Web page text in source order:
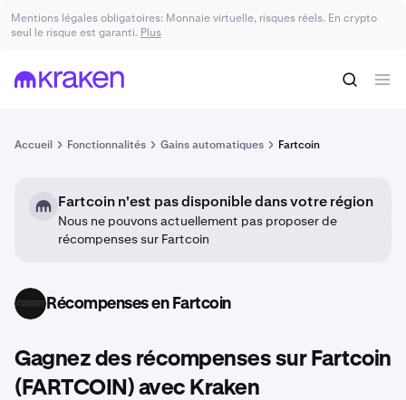
Mentions légales obligatoires: Monnaie virtuelle, risques réels. En crypto
seul le risque est garanti. Plus
Accueil Fonctionnalités Gains automatiques Fartcoin
Fartcoin n'est pas disponible dans votre région
Nous ne pouvons actuellement pas proposer de
récompenses sur Fartcoin
FARTCOIN Récompenses en Fartcoin
Gagnez des récompenses sur Fartcoin
(FARTCOIN) avec Kraken